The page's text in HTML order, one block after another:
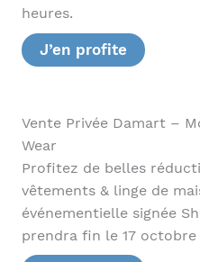
heures.
J’en profite
Vente Privée Damart –
Wear
Profitez de belles
vêtements & linge de
événementielle signée
prendra fin le 17 octobre